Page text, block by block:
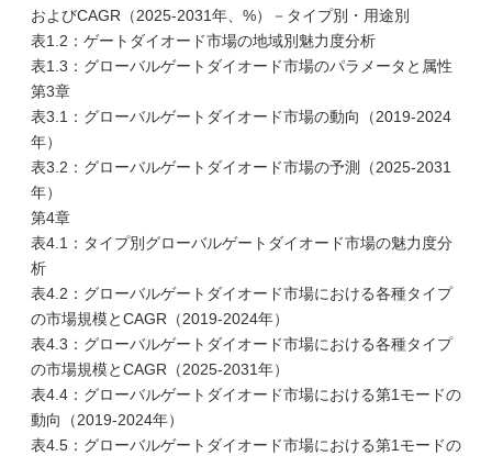
およびCAGR（2025-2031年、%）－タイプ別・用途別
表1.2：ゲートダイオード市場の地域別魅力度分析
表1.3：グローバルゲートダイオード市場のパラメータと属性
第3章
表3.1：グローバルゲートダイオード市場の動向（2019-2024
年）
表3.2：グローバルゲートダイオード市場の予測（2025-2031
年）
第4章
表4.1：タイプ別グローバルゲートダイオード市場の魅力度分
析
表4.2：グローバルゲートダイオード市場における各種タイプ
の市場規模とCAGR（2019-2024年）
表4.3：グローバルゲートダイオード市場における各種タイプ
の市場規模とCAGR（2025-2031年）
表4.4：グローバルゲートダイオード市場における第1モードの
動向（2019-2024年）
表4.5：グローバルゲートダイオード市場における第1モードの